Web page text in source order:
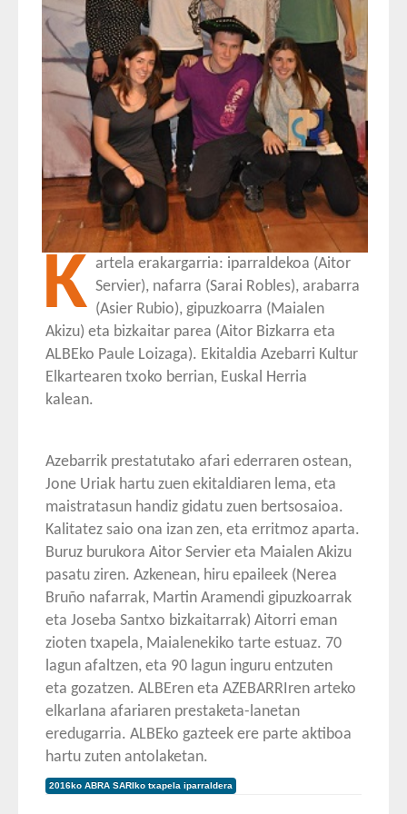
K artela erakargarria: iparraldekoa (Aitor
Servier), nafarra (Sarai Robles), arabarra
(Asier Rubio), gipuzkoarra (Maialen
Akizu) eta bizkaitar parea (Aitor Bizkarra eta
ALBEko Paule Loizaga). Ekitaldia Azebarri Kultur
Elkartearen txoko berrian, Euskal Herria
kalean.
Azebarrik prestatutako afari ederraren ostean,
Jone Uriak hartu zuen ekitaldiaren lema, eta
maistratasun handiz gidatu zuen bertsosaioa.
Kalitatez saio ona izan zen, eta erritmoz aparta.
Buruz burukora Aitor Servier eta Maialen Akizu
pasatu ziren. Azkenean, hiru epaileek (Nerea
Bruño nafarrak, Martin Aramendi gipuzkoarrak
eta Joseba Santxo bizkaitarrak) Aitorri eman
zioten txapela, Maialenekiko tarte estuaz. 70
lagun afaltzen, eta 90 lagun inguru entzuten
eta gozatzen. ALBEren eta AZEBARRIren arteko
elkarlana afariaren prestaketa-lanetan
eredugarria. ALBEko gazteek ere parte aktiboa
hartu zuten antolaketan.
2016ko ABRA SARIko txapela iparraldera